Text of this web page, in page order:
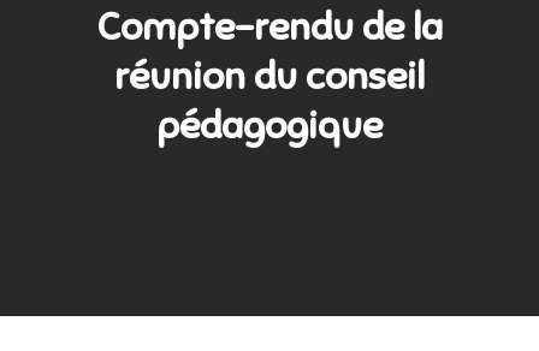
Compte-rendu de la
réunion du conseil
pédagogique